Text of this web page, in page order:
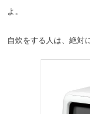
よ。
自炊をする人は、絶対